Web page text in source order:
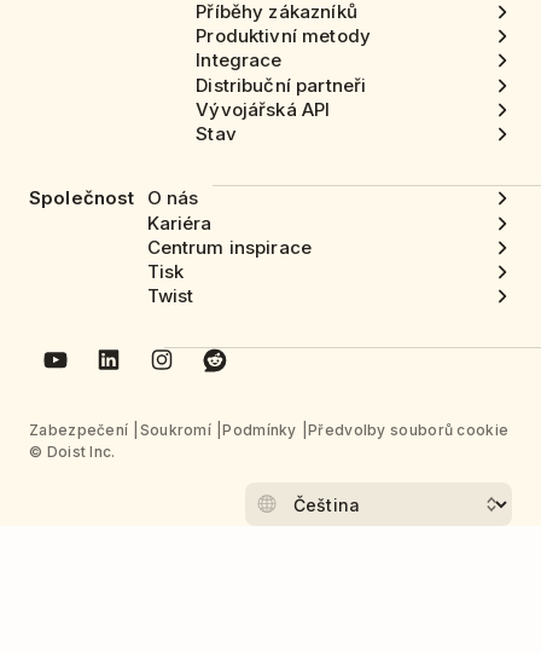
Příběhy zákazníků
Produktivní metody
Integrace
Distribuční partneři
Vývojářská API
Stav
Společnost
O nás
Kariéra
Centrum inspirace
Tisk
Twist
Zabezpečení Soukromí Podmínky
Předvolby souborů cookie
© Doist Inc.